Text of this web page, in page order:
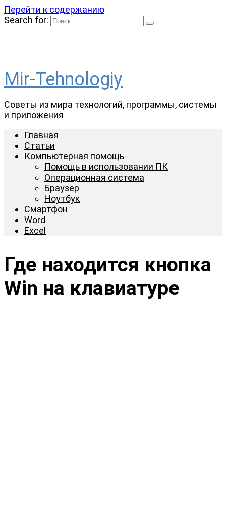
Перейти к содержанию
Search for:
Mir-Tehnologiy
Советы из мира технологий, программы, системы
и приложения
Главная
Статьи
Компьютерная помощь
Помощь в использовании ПК
Операционная система
Браузер
Ноутбук
Смартфон
Word
Excel
Где находится кнопка
Win на клавиатуре